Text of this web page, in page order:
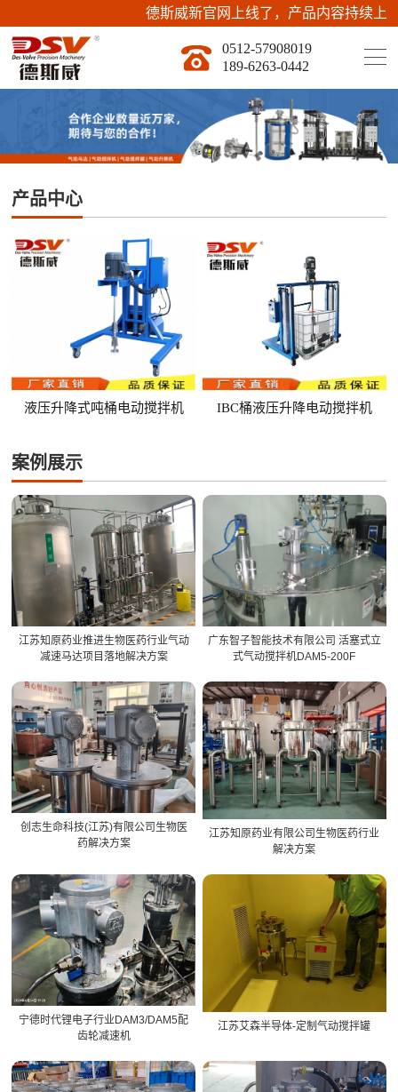
德斯威新官网上线了，产品内容持续上传更
0512-57908019
189-6263-0442
产品中心
液压升降式吨桶电动搅拌机 IBC桶液压升降电动搅拌机
案例展示
江苏知原药业推进生物医药行业气动
减速马达项目落地解决方案
广东智子智能技术有限公司 活塞式立
式气动搅拌机DAM5-200F
创志生命科技(江苏)有限公司生物医
药解决方案
江苏知原药业有限公司生物医药行业
解决方案
宁德时代锂电子行业DAM3/DAM5配
齿轮减速机
江苏艾森半导体-定制气动搅拌罐